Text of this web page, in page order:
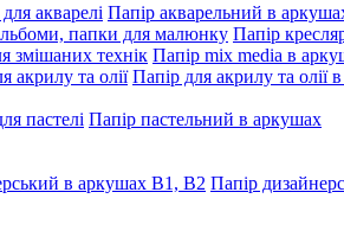
акварелі Папір акварельний в
папки для малюнку Папір
змішаних технік Папір mix media в
акрилу та олії Папір для акрилу та олії
пастелі Папір пастельний в аркушах
в аркушах В1, В2 Папір